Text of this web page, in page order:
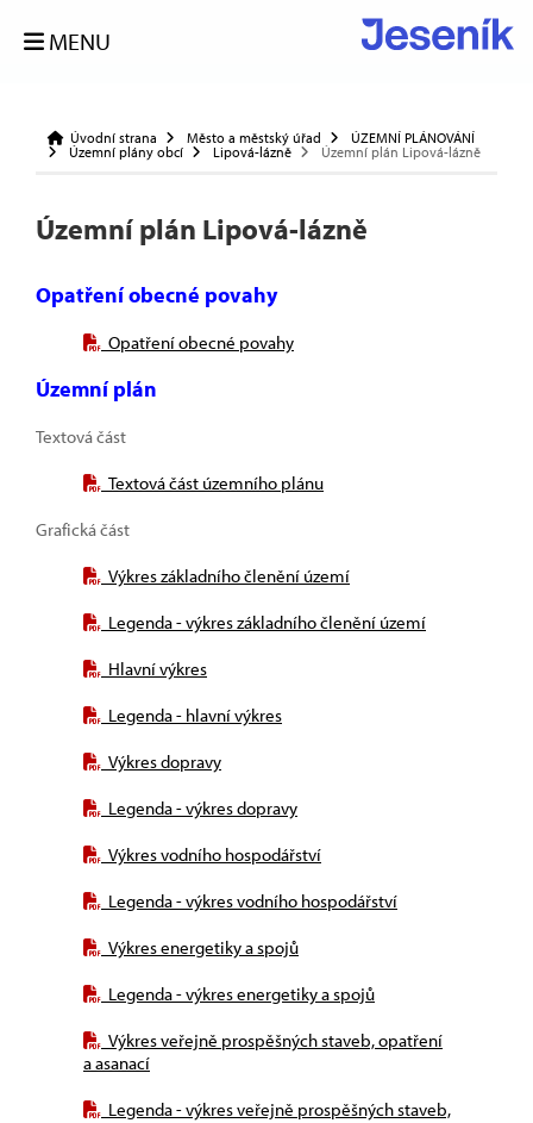
MENU
Úvodní strana Město a městský úřad
ÚZEMNÍ PLÁNOVÁNÍ
Územní plány obcí
Lipová-lázně Územní plán Lipová-lázně
Územní plán Lipová-lázně
Opatření obecné povahy
Opatření obecné povahy
Územní plán
Textová část
Textová část územního plánu
Grafická část
Výkres základního členění území
Legenda - výkres základního členění území
Hlavní výkres
Legenda - hlavní výkres
Výkres dopravy
Legenda - výkres dopravy
Výkres vodního hospodářství
Legenda - výkres vodního hospodářství
Výkres energetiky a spojů
Legenda - výkres energetiky a spojů
Výkres veřejně prospěšných staveb, opatření
a asanací
Legenda - výkres veřejně prospěšných staveb,